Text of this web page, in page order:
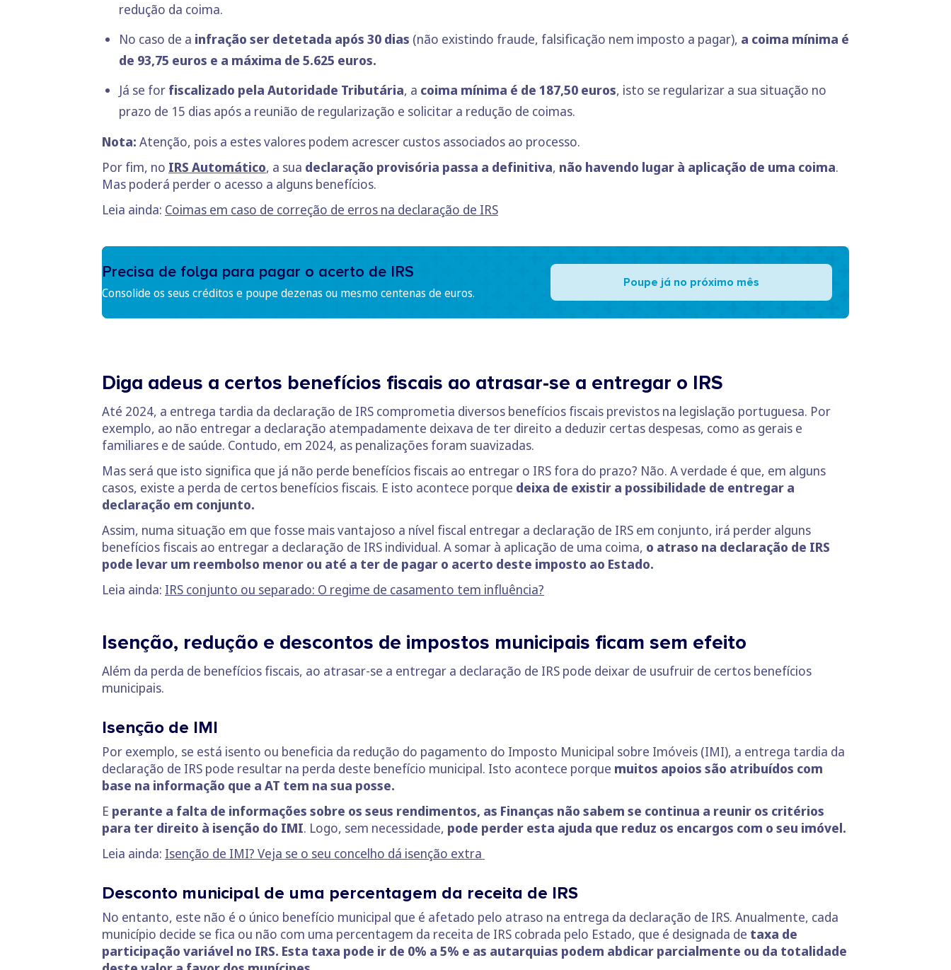
redução da coima.
No caso de a infração ser detetada após 30 dias (não existindo fraude, falsificação nem imposto a pagar), a coima mínima é
de 93,75 euros e a máxima de 5.625 euros.
Já se for fiscalizado pela Autoridade Tributária, a coima mínima é de 187,50 euros, isto se regularizar a sua situação no
prazo de 15 dias após a reunião de regularização e solicitar a redução de coimas.
Nota: Atenção, pois a estes valores podem acrescer custos associados ao processo.
Por fim, no IRS Automático, a sua declaração provisória passa a definitiva, não havendo lugar à aplicação de uma coima.
Mas poderá perder o acesso a alguns benefícios.
Leia ainda: Coimas em caso de correção de erros na declaração de IRS
Precisa de folga para pagar o acerto de IRS
Consolide os seus créditos e poupe dezenas ou mesmo centenas de euros.
Poupe já no próximo mês
Diga adeus a certos benefícios fiscais ao atrasar-se a entregar o IRS
Até 2024, a entrega tardia da declaração de IRS comprometia diversos benefícios fiscais previstos na legislação portuguesa. Por
exemplo, ao não entregar a declaração atempadamente deixava de ter direito a deduzir certas despesas, como as gerais e
familiares e de saúde. Contudo, em 2024, as penalizações foram suavizadas.
Mas será que isto significa que já não perde benefícios fiscais ao entregar o IRS fora do prazo? Não. A verdade é que, em alguns
casos, existe a perda de certos benefícios fiscais. E isto acontece porque deixa de existir a possibilidade de entregar a
declaração em conjunto.
Assim, numa situação em que fosse mais vantajoso a nível fiscal entregar a declaração de IRS em conjunto, irá perder alguns
benefícios fiscais ao entregar a declaração de IRS individual. A somar à aplicação de uma coima, o atraso na declaração de IRS
pode levar um reembolso menor ou até a ter de pagar o acerto deste imposto ao Estado.
Leia ainda: IRS conjunto ou separado: O regime de casamento tem influência?
Isenção, redução e descontos de impostos municipais ficam sem efeito
Além da perda de benefícios fiscais, ao atrasar-se a entregar a declaração de IRS pode deixar de usufruir de certos benefícios
municipais.
Isenção de IMI
Por exemplo, se está isento ou beneficia da redução do pagamento do Imposto Municipal sobre Imóveis (IMI), a entrega tardia da
declaração de IRS pode resultar na perda deste benefício municipal. Isto acontece porque muitos apoios são atribuídos com
base na informação que a AT tem na sua posse.
E perante a falta de informações sobre os seus rendimentos, as Finanças não sabem se continua a reunir os critérios
para ter direito à isenção do IMI. Logo, sem necessidade, pode perder esta ajuda que reduz os encargos com o seu imóvel.
Leia ainda: Isenção de IMI? Veja se o seu concelho dá isenção extra
Desconto municipal de uma percentagem da receita de IRS
No entanto, este não é o único benefício municipal que é afetado pelo atraso na entrega da declaração de IRS. Anualmente, cada
município decide se fica ou não com uma percentagem da receita de IRS cobrada pelo Estado, que é designada de taxa de
participação variável no IRS. Esta taxa pode ir de 0% a 5% e as autarquias podem abdicar parcialmente ou da totalidade